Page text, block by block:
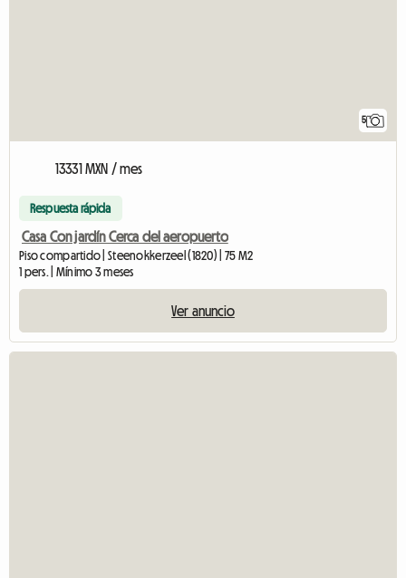
5
13331 MXN / mes
Respuesta rápida
Casa Con jardín Cerca del aeropuerto
Piso compartido | Steenokkerzeel (1820) | 75 M2
1 pers. | Mínimo 3 meses
Ver anuncio